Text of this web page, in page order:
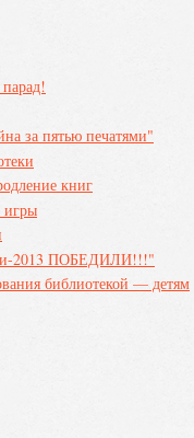
за пятью печатями"
книг
игры
2013 ПОБЕДИЛИ!!!"
библиотекой — детям